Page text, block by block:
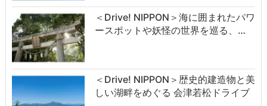
＜Drive! NIPPON＞海に囲まれたパワ
ースポットや妖怪の世界を巡る、…
＜Drive! NIPPON＞歴史的建造物と美
しい湖畔をめぐる 会津若松ドライブ